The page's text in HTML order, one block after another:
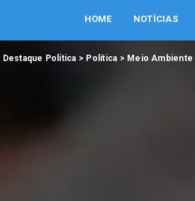
HOME NOTÍCIAS
Destaque Política > Política > Meio Ambiente